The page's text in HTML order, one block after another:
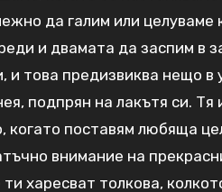
да галим или целуваме
и двамата да заспим в
и това предизвиква нещо в
подпрян на лакътя си. Тя
поставям любяща
внимание на
харесват толкова,